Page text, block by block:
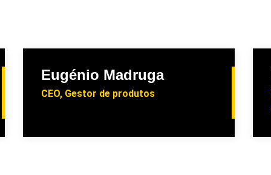
Eugénio Madruga
CEO, Gestor de produtos